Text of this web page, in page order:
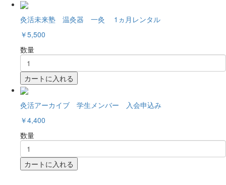
灸活未来塾 温灸器 一灸 1ヵ月レンタル
￥5,500
数量
カートに入れる
灸活アーカイブ 学生メンバー 入会申込み
￥4,400
数量
カートに入れる